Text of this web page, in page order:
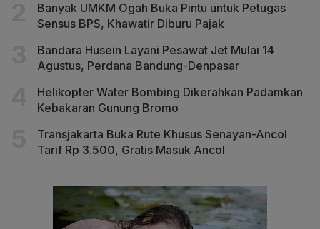
Banyak UMKM Ogah Buka Pintu untuk Petugas
Sensus BPS, Khawatir Diburu Pajak
Bandara Husein Layani Pesawat Jet Mulai 14
Agustus, Perdana Bandung-Denpasar
Helikopter Water Bombing Dikerahkan Padamkan
Kebakaran Gunung Bromo
Transjakarta Buka Rute Khusus Senayan-Ancol
Tarif Rp 3.500, Gratis Masuk Ancol